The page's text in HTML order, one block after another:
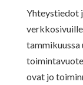
Yhteystiedot
tammikuussa
ovat jo